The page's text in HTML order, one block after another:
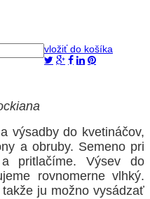
vložiť do košíka
výsadby do kvetináčov,
a obruby. Semeno pri
pritlačíme. Výsev do
rovnomerne vlhký.
ju možno vysádzať